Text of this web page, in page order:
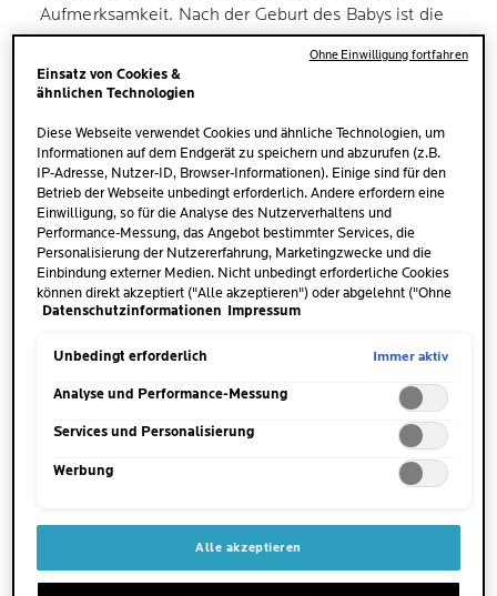
Aufmerksamkeit. Nach der Geburt des Babys ist die
Haut noch nicht vollständig ausgereift und muss sich
erst an die neue Umgebung anpassen. Sie verfügt
zunächst nicht über dieselben Schutzfunktionen
etwadrei- bis fünfmal dünner als die Haut von
Erwachsenen und die Talgdrüsen produzieren
weniger schützendes Fett. Da sich zudem die
natürliche Hautschutzbarriere noch in der
Entwicklung befindet, kann Feuchtigkeit oft nicht
ausreichend gespeichert werden. Gleichzeitig
können Stoffe von außen leichter durch die
Allergene und unerwünschte Bakterien oder Pilze.
Insgesamt neigt die zarte Haut deines Babys zu
Austrocknung und einer größeren Anfälligkeit
gegenüber äußeren Einflüssen. Eine erhöhte
Sensibilität
und Hautreizungen sind dabei die
Einsatz von Cookies &
ähnlichen Technologien
Diese Webseite verwendet Cookies und ähnliche Technologien, um
Informationen auf dem Endgerät zu speichern und abzurufen (z.B.
IP-Adresse, Nutzer-ID, Browser-Informationen). Einige sind für den
Betrieb der Webseite unbedingt erforderlich. Andere erfordern eine
Einwilligung, so für die Analyse des Nutzerverhaltens und
Performance-Messung, das Angebot bestimmter Services, die
Personalisierung der Nutzererfahrung, Marketingzwecke und die
Einbindung externer Medien. Nicht unbedingt erforderliche Cookies
können direkt akzeptiert ("Alle akzeptieren") oder abgelehnt ("Ohne
Einwilligung fortfahren") werden. Individuelle Anpassungen der
speichern"). Die Auswahl kann jederzeit unter dem Link "Cookie-
unsere Datenschutzinformationen.
Datenschutzinformationen Impressum
Unbedingt erforderlich Immer aktiv
Analyse und Performance-Messung
Services und Personalisierung
Werbung
Alle akzeptieren
Ohne Einwilligung fortfahren